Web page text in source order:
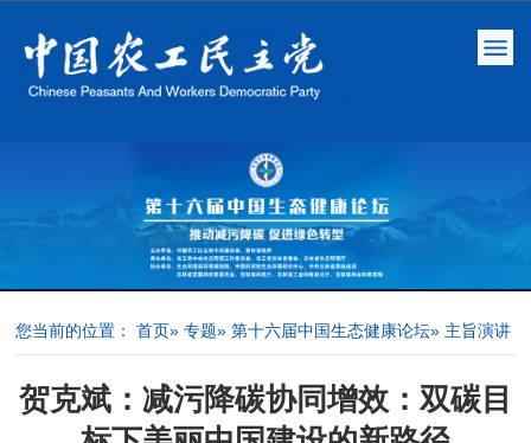
您当前的位置：首页»专题»第十六届中国生态健康论坛» 主旨演讲
贺克斌：减污降碳协同增效：双碳目